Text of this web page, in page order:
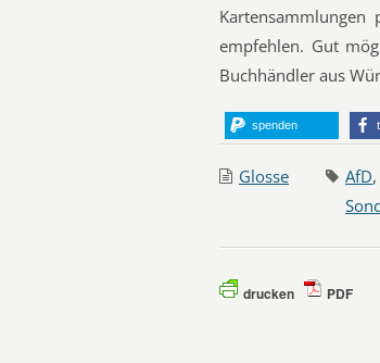
empfehlen. Gut
Buchhändler aus
spenden
Glosse AfD,
drucken PDF